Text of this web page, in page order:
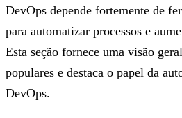
DevOps depende fortemente de
para automatizar processos e
Esta seção fornece uma visão
populares e destaca o papel da
DevOps.